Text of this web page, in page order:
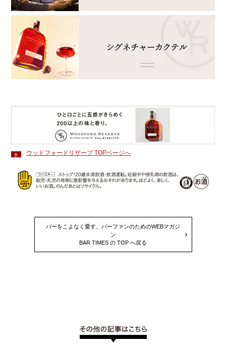
ウッドフォードリザーブ TOPページへ
バーをこよなく愛す、バーファンのためのWEBマガジ
ン
BAR TIMES の TOP へ戻る